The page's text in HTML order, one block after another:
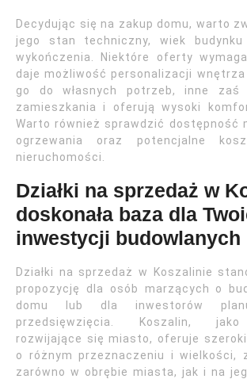
Decydując się na zakup domu, warto
jego stan techniczny, wiek
wykończenia. Niektóre oferty
daje możliwość personalizacji
go do własnych potrzeb, inne
zamieszkania i oferują wysoki
Warto również sprawdzić dostępność
ogrzewania oraz potencjalne
nieruchomości.
Działki na sprzedaż w
doskonała baza dla
inwestycji budowlanych
Działki na sprzedaż w Koszalinie
propozycję dla osób marzących o
domu lub dla inwestorów
przedsięwzięcia. Koszalin, jako
rozwijające się miasto, oferuje
o różnym przeznaczeniu i wielkości,
zarówno w obrębie miasta, jak i na